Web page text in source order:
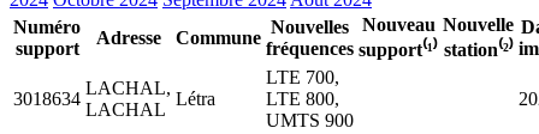
Numéro
support
Adresse Commune
Nouvelles
fréquences
Nouveau
support⁽¹⁾
Nouvelle
station⁽²⁾
3018634
LACHAL,
LACHAL
Létra
LTE 700,
LTE 800,
UMTS 900